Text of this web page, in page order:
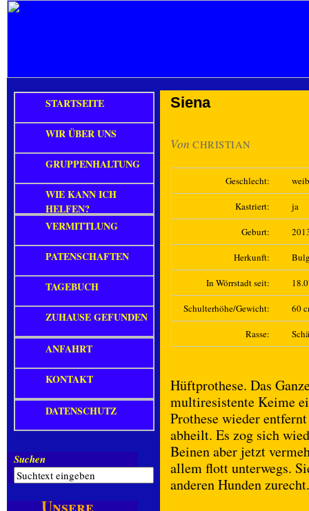
Siena
Von CHRISTIAN
Geschlecht:
Kastriert: ja
Geburt:
Herkunft:
In Wörrstadt seit:
Schulterhöhe/Gewicht: 60
Rasse:
Hüftprothese. Das
multiresistente Keime
Prothese wieder
abheilt. Es zog sich
Beinen aber jetzt
allem flott unterwegs.
anderen Hunden
STARTSEITE
WIR ÜBER UNS
GRUPPENHALTUNG
WIE KANN ICH
HELFEN?
VERMITTLUNG
PATENSCHAFTEN
TAGEBUCH
ZUHAUSE GEFUNDEN
ANFAHRT
KONTAKT
DATENSCHUTZ
Suchen